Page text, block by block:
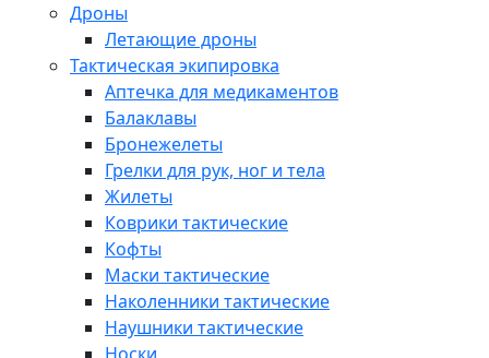
Дроны
Летающие дроны
Тактическая экипировка
Аптечка для медикаментов
Балаклавы
Бронежелеты
Грелки для рук, ног и тела
Жилеты
Коврики тактические
Кофты
Маски тактические
Наколенники тактические
Наушники тактические